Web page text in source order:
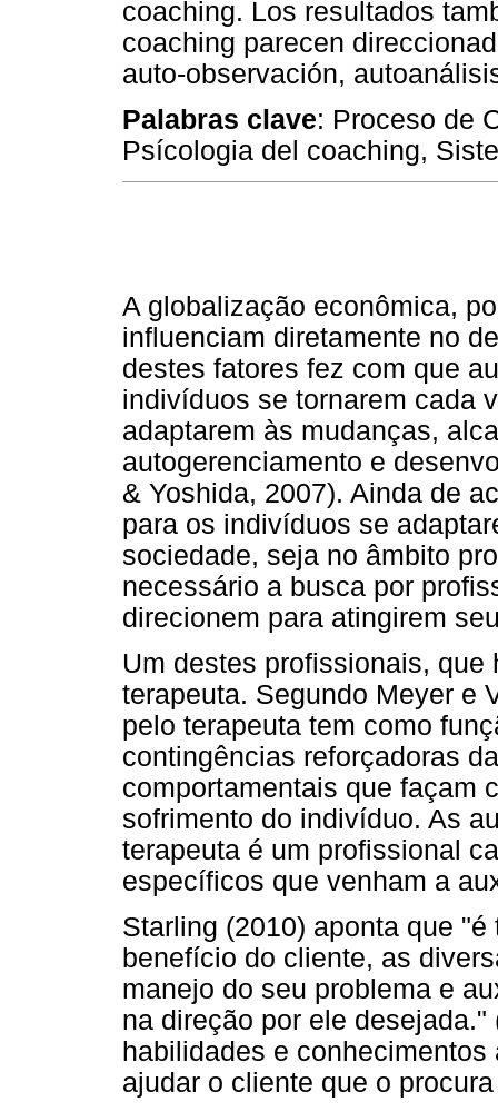
coaching. Los resultados
coaching parecen
auto-observación,
Palabras clave: Proceso de
Psícologia del coaching,
A globalização econômica,
influenciam diretamente no
destes fatores fez com que
indivíduos se tornarem cada
adaptarem às mudanças,
autogerenciamento e
& Yoshida, 2007). Ainda de
para os indivíduos se
sociedade, seja no âmbito
necessário a busca por
direcionem para atingirem
Um destes profissionais,
terapeuta. Segundo Meyer e
pelo terapeuta tem como
contingências reforçadoras
comportamentais que façam
sofrimento do indivíduo. As
terapeuta é um profissional
específicos que venham a
Starling (2010) aponta que
benefício do cliente, as
manejo do seu problema e
na direção por ele
habilidades e
ajudar o cliente que o